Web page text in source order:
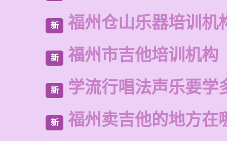
新 福州仓山乐器培训机
新 福州市吉他培训机构
新 学流行唱法声乐要学
新 福州卖吉他的地方在